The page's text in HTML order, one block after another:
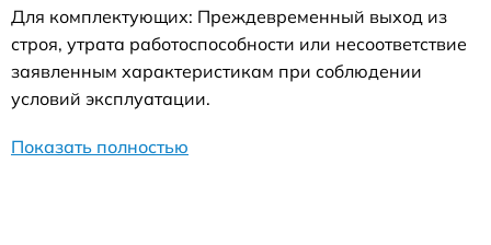
Для комплектующих: Преждевременный выход из
строя, утрата работоспособности или несоответствие
заявленным характеристикам при соблюдении
условий эксплуатации.
Показать полностью